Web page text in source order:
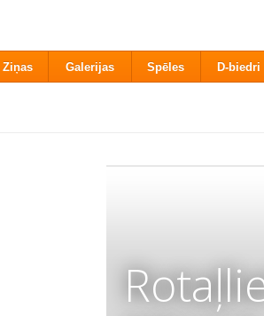
Ziņas Galerijas Spēles D-biedri